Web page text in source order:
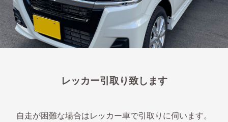
レッカー引取り致します
自走が困難な場合はレッカー車で引取りに伺います。